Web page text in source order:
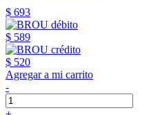
$ 693
$ 589
$ 520
Agregar a mi carrito
-